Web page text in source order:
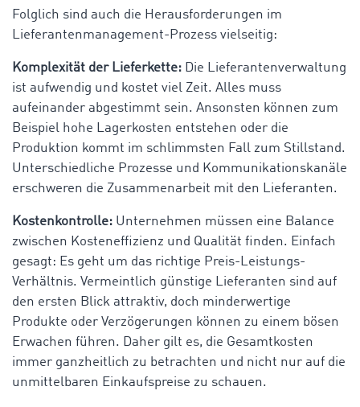
Folglich sind auch die Herausforderungen im
Lieferantenmanagement-Prozess vielseitig:
Komplexität der Lieferkette: Die Lieferantenverwaltung
ist aufwendig und kostet viel Zeit. Alles muss
aufeinander abgestimmt sein. Ansonsten können zum
Beispiel hohe Lagerkosten entstehen oder die
Produktion kommt im schlimmsten Fall zum Stillstand.
Unterschiedliche Prozesse und Kommunikationskanäle
erschweren die Zusammenarbeit mit den Lieferanten.
Kostenkontrolle: Unternehmen müssen eine Balance
zwischen Kosteneffizienz und Qualität finden. Einfach
gesagt: Es geht um das richtige Preis-Leistungs-
Verhältnis. Vermeintlich günstige Lieferanten sind auf
den ersten Blick attraktiv, doch minderwertige
Produkte oder Verzögerungen können zu einem bösen
Erwachen führen. Daher gilt es, die Gesamtkosten
immer ganzheitlich zu betrachten und nicht nur auf die
unmittelbaren Einkaufspreise zu schauen.